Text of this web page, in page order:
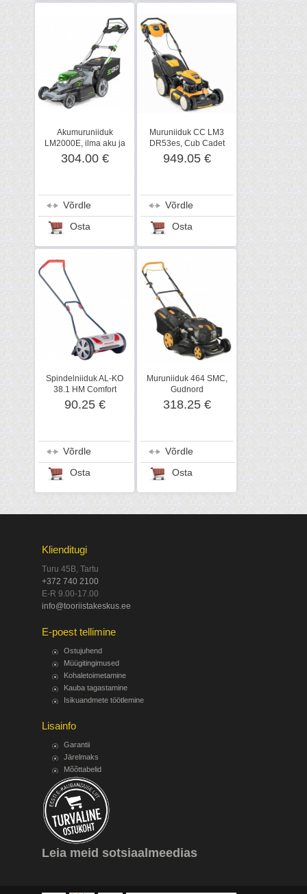
Akumuruniiduk
LM2000E, ilma aku ja
laadijata, EGO Power+
304.00 €
Võrdle
Osta
Muruniiduk CC LM3
DR53es, Cub Cadet
949.05 €
Võrdle
Osta
Spindelniiduk AL-KO
38.1 HM Comfort
90.25 €
Võrdle
Osta
Muruniiduk 464 SMC,
Gudnord
318.25 €
Võrdle
Osta
Klienditugi
Turu 45B, Tartu
+372 740 2100
E-R 9.00-17.00
info@tooriistakeskus.ee
E-poest tellimine
Ostujuhend
Müügitingimused
Kohaletoimetamine
Kauba tagastamine
Isikuandmete töötlemine
Lisainfo
Garantii
Järelmaks
Mõõttabelid
Leia meid sotsiaalmeedias